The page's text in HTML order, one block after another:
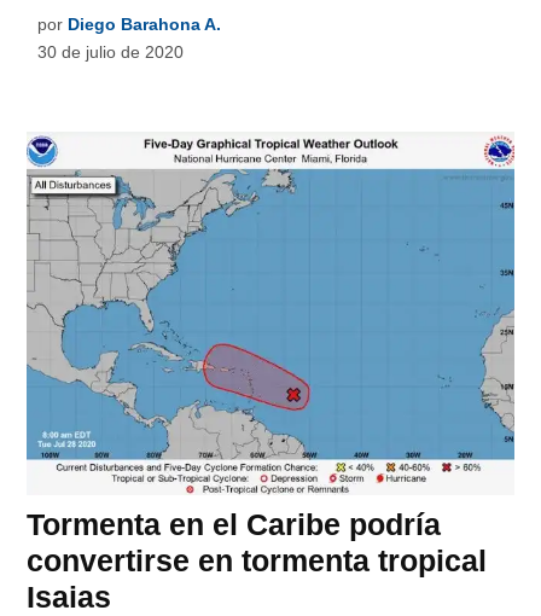
por Diego Barahona A.
30 de julio de 2020
Tormenta en el Caribe podría
convertirse en tormenta tropical
Isaias